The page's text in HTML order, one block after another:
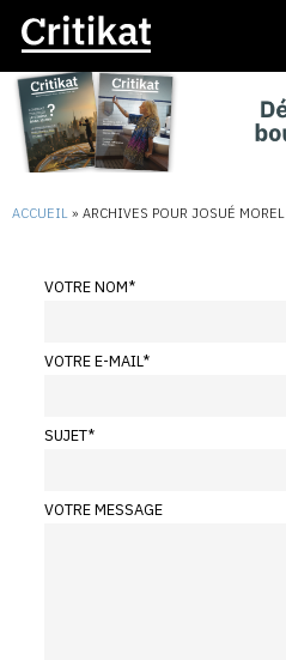
ACCUEIL » ARCHIVES POUR JOSUÉ MOREL
VOTRE NOM*
VOTRE E-MAIL*
SUJET*
VOTRE MESSAGE